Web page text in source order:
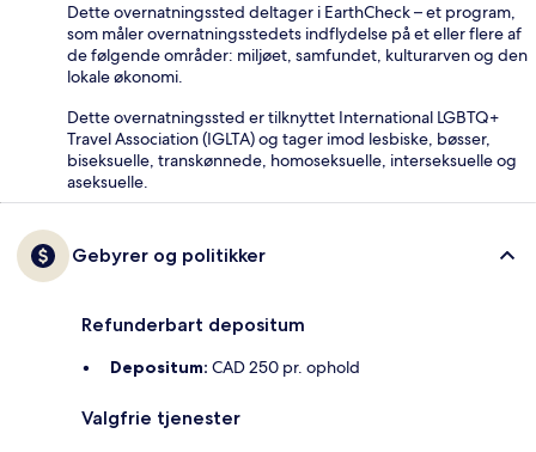
Dette overnatningssted deltager i EarthCheck – et program,
som måler overnatningsstedets indflydelse på et eller flere af
de følgende områder: miljøet, samfundet, kulturarven og den
lokale økonomi.
Dette overnatningssted er tilknyttet International LGBTQ+
Travel Association (IGLTA) og tager imod lesbiske, bøsser,
biseksuelle, transkønnede, homoseksuelle, interseksuelle og
aseksuelle.
Gebyrer og politikker
Refunderbart depositum
Depositum: CAD 250 pr. ophold
Valgfrie tjenester